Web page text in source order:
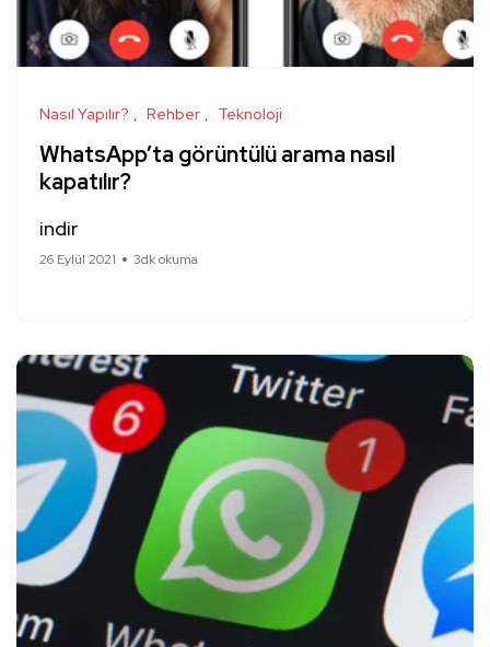
Nasıl Yapılır? Rehber Teknoloji
WhatsApp’ta görüntülü arama nasıl
kapatılır?
indir
26 Eylül 2021 3dk okuma